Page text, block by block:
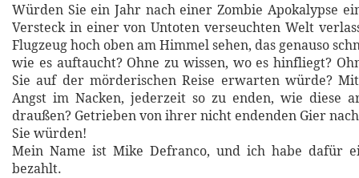
Würden Sie ein Jahr nach einer Zombie Apokalypse
Versteck in einer von Untoten verseuchten Welt
Flugzeug hoch oben am Himmel sehen, das genauso
wie es auftaucht? Ohne zu wissen, wo es hinfliegt?
Sie auf der mörderischen Reise erwarten würde?
Angst im Nacken, jederzeit so zu enden, wie diese
draußen? Getrieben von ihrer nicht endenden Gier
Sie würden!
Mein Name ist Mike Defranco, und ich habe dafür
bezahlt.